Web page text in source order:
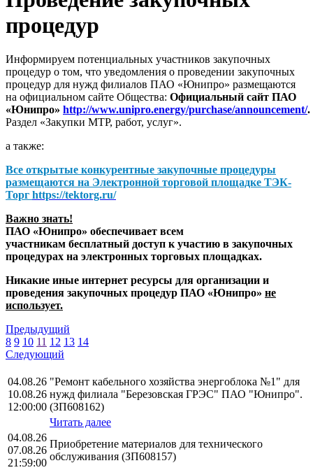
процедур
Информируем потенциальных участников закупочных
процедур о том, что уведомления о проведении закупочных
процедур для нужд филиалов ПАО «Юнипро» размещаются
на официальном сайте Общества: Официальный сайт ПАО
«Юнипро» http://www.unipro.energy/purchase/announcement/.
Раздел «Закупки МТР, работ, услуг».
а также:
Все открытые конкурентные закупочные процедуры
размещаются на Электронной торговой площадке ТЭК-
Торг https://tektorg.ru/
Важно знать!
ПАО «Юнипро» обеспечивает всем
участникам бесплатный доступ к участию в закупочных
процедурах на электронных торговых площадках.
Никакие иные интернет ресурсы для организации и
проведения закупочных процедур ПАО «Юнипро» не
использует.
Предыдущий
8 9 10 11 12 13 14
Следующий
04.08.26
10.08.26
12:00:00
"Ремонт кабельного хозяйства энергоблока №1" для
нужд филиала "Березовская ГРЭС" ПАО "Юнипро".
(ЗП608162)
Читать далее
04.08.26
07.08.26
21:59:00
Приобретение материалов для технического
обслуживания (ЗП608157)